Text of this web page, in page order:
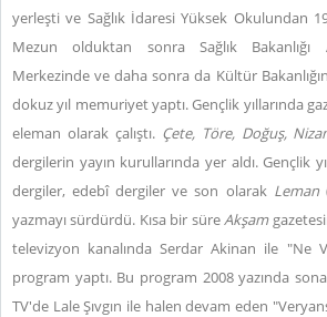
yerleşti ve Sağlık İdaresi Yüksek Okulundan
Mezun olduktan sonra Sağlık Bakanlığı
Merkezinde ve daha sonra da Kültür
dokuz yıl memuriyet yaptı. Gençlik yıllarında
eleman olarak çalıştı. Çete, Töre, Doğuş,
dergilerin yayın kurullarında yer aldı. Gençlik
dergiler, edebî dergiler ve son olarak Leman
yazmayı sürdürdü. Kısa bir süreAkşam
televizyon kanalında Serdar Akinan ile "Ne
program yaptı. Bu program 2008 yazında
TV'de Lale Şıvgın ile halen devam eden